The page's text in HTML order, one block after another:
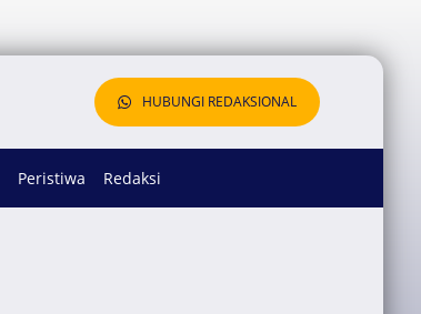
HUBUNGI REDAKSIONAL
Peristiwa Redaksi